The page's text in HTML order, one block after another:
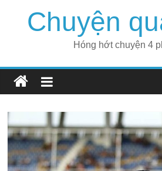
Chuyện
Hóng hớt chuyện 4